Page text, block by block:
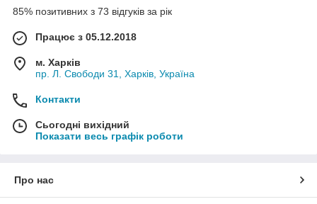
85% позитивних з 73 відгуків за рік
Працює з 05.12.2018
м. Харків
пр. Л. Свободи 31, Харків, Україна
Контакти
Сьогодні вихідний
Показати весь графік роботи
Про нас